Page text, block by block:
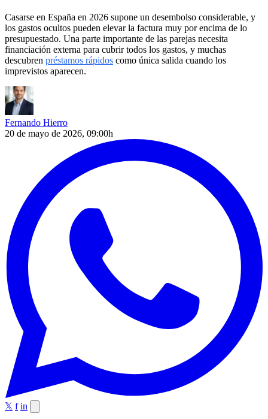
Casarse en España en 2026 supone un desembolso considerable, y
los gastos ocultos pueden elevar la factura muy por encima de lo
presupuestado. Una parte importante de las parejas necesita
financiación externa para cubrir todos los gastos, y muchas
descubren préstamos rápidos como única salida cuando los
imprevistos aparecen.
Fernando Hierro
20 de mayo de 2026, 09:00h
𝕏 f in